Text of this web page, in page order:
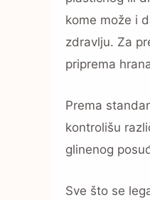
kome može i
zdravlju. Za
priprema
Prema
kontrolišu
glinenog
Sve što se